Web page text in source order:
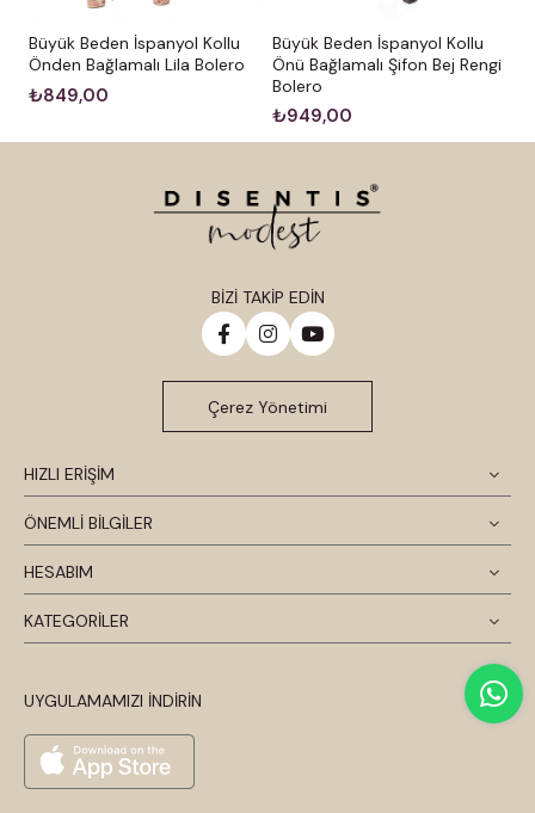
Büyük Beden İspanyol Kollu
Önden Bağlamalı Lila Bolero
₺849,00
Büyük Beden İspanyol Kollu
Önü Bağlamalı Şifon Bej Rengi
Bolero
₺949,00
HIZLI ERİŞİM
ÖNEMLİ BİLGİLER
HESABIM
KATEGORİLER
UYGULAMAMIZI İNDİRİN
BİZİ TAKİP EDİN
Çerez Yönetimi